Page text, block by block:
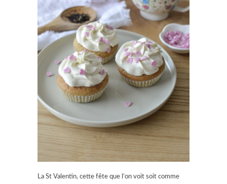
La St Valentin, cette fête que l’on voit soit comme